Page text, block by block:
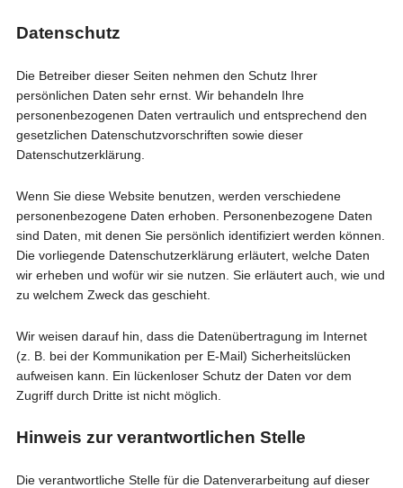
Datenschutz
Die Betreiber dieser Seiten nehmen den Schutz Ihrer
persönlichen Daten sehr ernst. Wir behandeln Ihre
personenbezogenen Daten vertraulich und entsprechend den
gesetzlichen Datenschutzvorschriften sowie dieser
Datenschutzerklärung.
Wenn Sie diese Website benutzen, werden verschiedene
personenbezogene Daten erhoben. Personenbezogene Daten
sind Daten, mit denen Sie persönlich identifiziert werden können.
Die vorliegende Datenschutzerklärung erläutert, welche Daten
wir erheben und wofür wir sie nutzen. Sie erläutert auch, wie und
zu welchem Zweck das geschieht.
Wir weisen darauf hin, dass die Datenübertragung im Internet
(z. B. bei der Kommunikation per E-Mail) Sicherheitslücken
aufweisen kann. Ein lückenloser Schutz der Daten vor dem
Zugriff durch Dritte ist nicht möglich.
Hinweis zur verantwortlichen Stelle
Die verantwortliche Stelle für die Datenverarbeitung auf dieser